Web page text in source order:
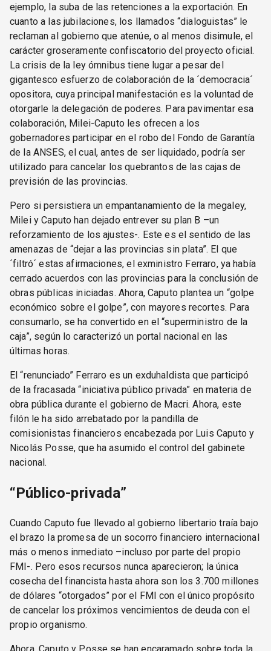
ejemplo, la suba de las retenciones a la exportación. En
cuanto a las jubilaciones, los llamados “dialoguistas” le
reclaman al gobierno que atenúe, o al menos disimule, el
carácter groseramente confiscatorio del proyecto oficial.
La crisis de la ley ómnibus tiene lugar a pesar del
gigantesco esfuerzo de colaboración de la ´democracia´
opositora, cuya principal manifestación es la voluntad de
otorgarle la delegación de poderes. Para pavimentar esa
colaboración, Milei-Caputo les ofrecen a los
gobernadores participar en el robo del Fondo de Garantía
de la ANSES, el cual, antes de ser liquidado, podría ser
utilizado para cancelar los quebrantos de las cajas de
previsión de las provincias.
Pero si persistiera un empantanamiento de la megaley,
Milei y Caputo han dejado entrever su plan B –un
reforzamiento de los ajustes-. Este es el sentido de las
amenazas de “dejar a las provincias sin plata”. El que
´filtró´ estas afirmaciones, el exministro Ferraro, ya había
cerrado acuerdos con las provincias para la conclusión de
obras públicas iniciadas. Ahora, Caputo plantea un “golpe
económico sobre el golpe”, con mayores recortes. Para
consumarlo, se ha convertido en el “superministro de la
caja”, según lo caracterizó un portal nacional en las
últimas horas.
El “renunciado” Ferraro es un exduhaldista que participó
de la fracasada “iniciativa público privada” en materia de
obra pública durante el gobierno de Macri. Ahora, este
filón le ha sido arrebatado por la pandilla de
comisionistas financieros encabezada por Luis Caputo y
Nicolás Posse, que ha asumido el control del gabinete
nacional.
“Público-privada”
Cuando Caputo fue llevado al gobierno libertario traía bajo
el brazo la promesa de un socorro financiero internacional
más o menos inmediato –incluso por parte del propio
FMI-. Pero esos recursos nunca aparecieron; la única
cosecha del financista hasta ahora son los 3.700 millones
de dólares “otorgados” por el FMI con el único propósito
de cancelar los próximos vencimientos de deuda con el
propio organismo.